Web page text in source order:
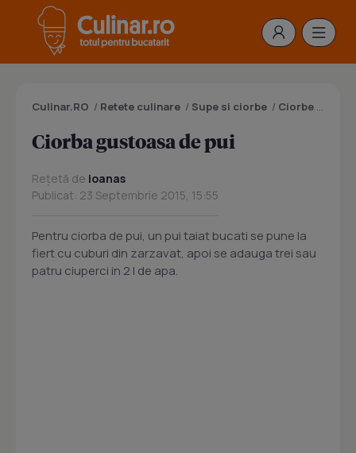
Culinar.RO / Retete culinare / Supe si ciorbe / Ciorbe
Ciorba gustoasa de pui
Rețetă de ioanas
Publicat: 23 Septembrie 2015, 15:55
Pentru ciorba de pui, un pui taiat bucati se pune la
fiert cu cuburi din zarzavat, apoi se adauga trei sau
patru ciuperci in 2 l de apa.